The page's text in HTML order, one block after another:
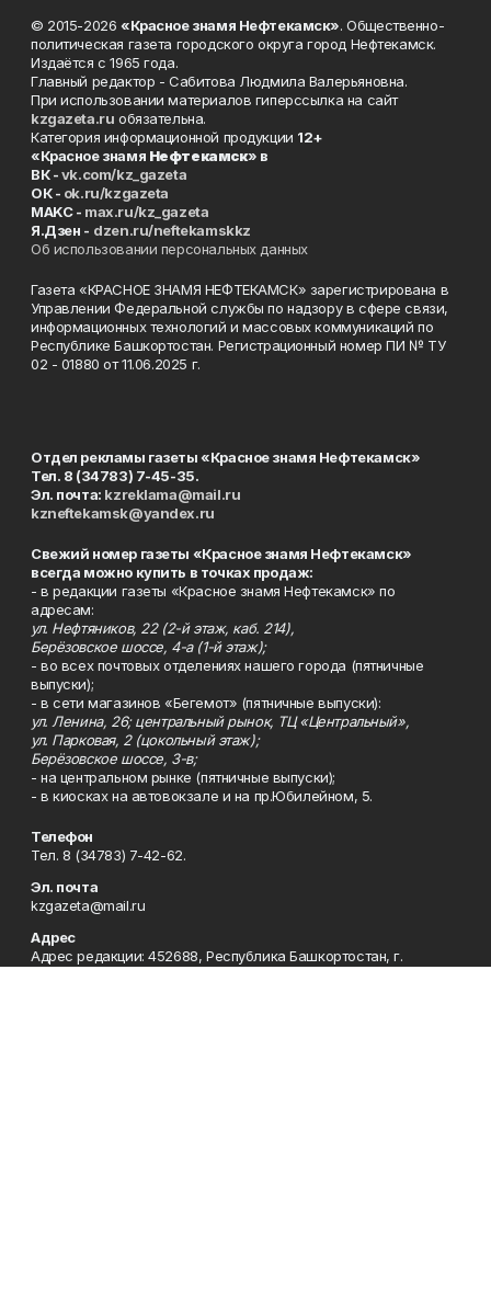
© 2015-2026 «Красное знамя Нефтекамск». Общественно-
политическая газета городского округа город Нефтекамск.
Издаётся с 1965 года.
Главный редактор - Сабитова Людмила Валерьяновна.
При использовании материалов гиперссылка на сайт
kzgazeta.ru обязательна.
Категория информационной продукции 12+
«Красное знамя Нефтекамск» в
ВК -vk.com/kz_gazeta
ОК - ok.ru/kzgazeta
MAKC - max.ru/kz_gazeta
Я.Дзен - dzen.ru/neftekamskkz
Об использовании персональных данных
Газета «КРАСНОЕ ЗНАМЯ НЕФТЕКАМСК» зарегистрирована в
Управлении Федеральной службы по надзору в сфере связи,
информационных технологий и массовых коммуникаций по
Республике Башкортостан. Регистрационный номер ПИ № ТУ
02 - 01880 от 11.06.2025 г.
Отдел рекламы газеты «Красное знамя Нефтекамск»
Тел. 8 (34783) 7-45-35.
Эл. почта: kzreklama@mail.ru
kzneftekamsk@yandex.ru
Свежий номер газеты «Красное знамя Нефтекамск»
всегда можно купить в точках продаж:
- в редакции газеты «Красное знамя Нефтекамск» по
адресам:
ул. Нефтяников, 22 (2-й этаж, каб. 214),
Берёзовское шоссе, 4-а (1-й этаж);
- во всех почтовых отделениях нашего города (пятничные
выпуски);
- в сети магазинов «Бегемот» (пятничные выпуски):
ул. Ленина, 26; центральный рынок, ТЦ «Центральный»,
ул. Парковая, 2 (цокольный этаж);
Берёзовское шоссе, 3-в;
- на центральном рынке (пятничные выпуски);
- в киосках на автовокзале и на пр.Юбилейном, 5.
Телефон
Тел. 8 (34783) 7-42-62.
Эл. почта
kzgazeta@mail.ru
Адрес
Адрес редакции: 452688, Республика Башкортостан, г.